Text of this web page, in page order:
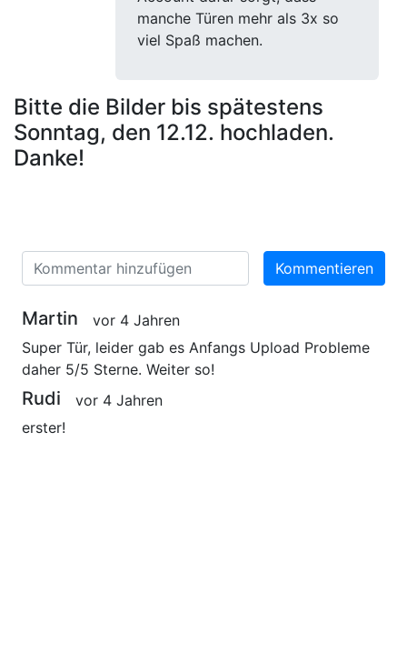
manche Türen mehr als 3x so
viel Spaß machen.
Bitte die Bilder bis spätestens
Sonntag, den 12.12. hochladen.
Danke!
Kommentieren
Martin
vor 4 Jahren
Super Tür, leider gab es Anfangs Upload Probleme
daher 5/5 Sterne. Weiter so!
Rudi
vor 4 Jahren
erster!